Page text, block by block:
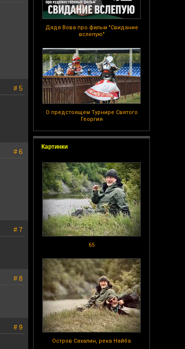
Дядя Вова про фильм "Свидание
вслепую"
О предстоящем Турнире Святого
Георгия
Картинки
65
Остров Сахалин, река Найба
# 5
# 6
# 7
# 8
# 9